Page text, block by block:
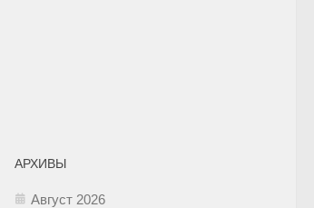
АРХИВЫ
Август 2026